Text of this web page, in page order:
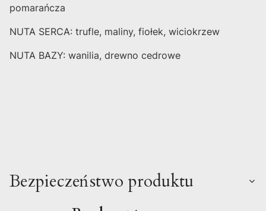
pomarańcza
NUTA SERCA: trufle, maliny, fiołek, wiciokrzew
NUTA BAZY: wanilia, drewno cedrowe
Bezpieczeństwo produktu